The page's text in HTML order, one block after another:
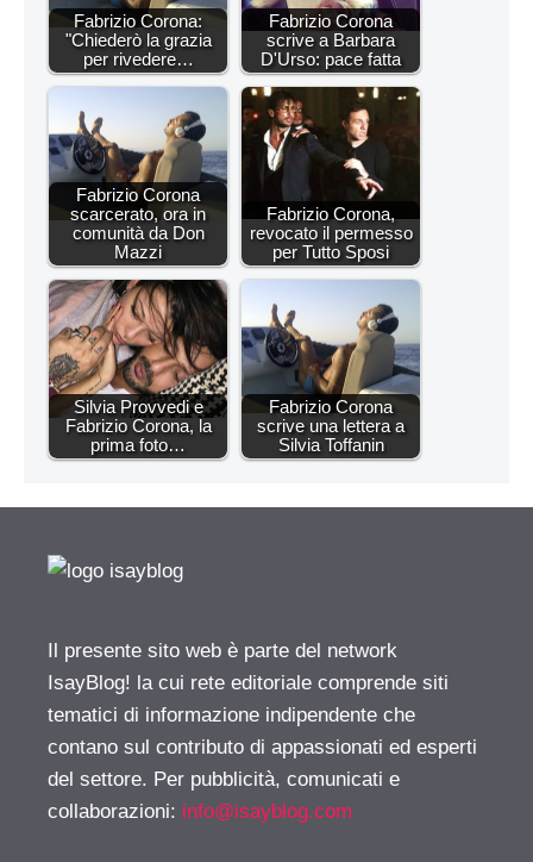
Fabrizio Corona:
"Chiederò la grazia
per rivedere…
Fabrizio Corona
scrive a Barbara
D'Urso: pace fatta
Fabrizio Corona
scarcerato, ora in
comunità da Don
Mazzi
Fabrizio Corona,
revocato il permesso
per Tutto Sposi
Silvia Provvedi e
Fabrizio Corona, la
prima foto…
Fabrizio Corona
scrive una lettera a
Silvia Toffanin
Il presente sito web è parte del network
IsayBlog! la cui rete editoriale comprende siti
tematici di informazione indipendente che
contano sul contributo di appassionati ed esperti
del settore. Per pubblicità, comunicati e
collaborazioni: info@isayblog.com